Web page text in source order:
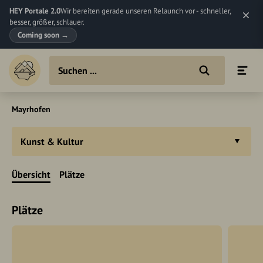
HEY Portale 2.0Wir bereiten gerade unseren Relaunch vor - schneller,
besser, größer, schlauer.
Coming soon →
Mayrhofen
Kunst & Kultur
Übersicht Plätze
Plätze